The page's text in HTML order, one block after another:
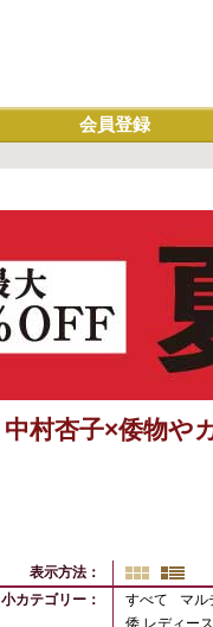
会員登録
中村杏子×倭物や
表示方法：
小カテゴリー：
すべて マル
倭 レディー